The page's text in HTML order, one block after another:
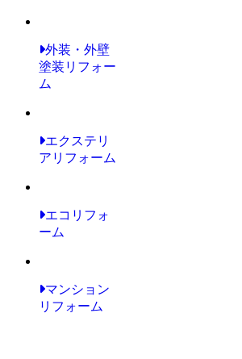
外装・外壁
塗装リフォー
ム
エクステリ
アリフォーム
エコリフォ
ーム
マンション
リフォーム